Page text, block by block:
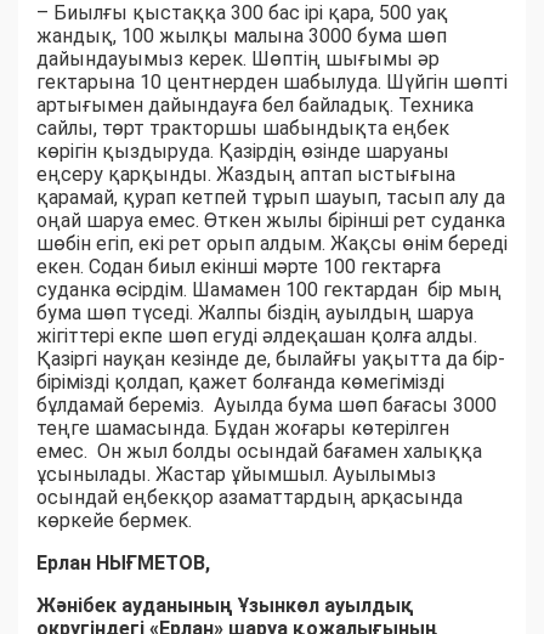
– Биылғы қыстаққа 300 бас ірі қара, 500 уақ
жандық, 100 жылқы малына 3000 бума шөп
дайындауымыз керек. Шөптің шығымы әр
гектарына 10 центнерден шабылуда. Шүйгін шөпті
артығымен дайындауға бел байладық. Техника
сайлы, төрт тракторшы шабындықта еңбек
көрігін қыздыруда. Қазірдің өзінде шаруаны
еңсеру қарқынды. Жаздың аптап ыстығына
қарамай, қурап кетпей тұрып шауып, тасып алу да
оңай шаруа емес. Өткен жылы бірінші рет суданка
шөбін егіп, екі рет орып алдым. Жақсы өнім береді
екен. Содан биыл екінші мәрте 100 гектарға
суданка өсірдім. Шамамен 100 гектардан бір мың
бума шөп түседі. Жалпы біздің ауылдың шаруа
жігіттері екпе шөп егуді әлдеқашан қолға алды.
Қазіргі науқан кезінде де, былайғы уақытта да бір-
бірімізді қолдап, қажет болғанда көмегімізді
бұлдамай береміз. Ауылда бума шөп бағасы 3000
теңге шамасында. Бұдан жоғары көтерілген
емес. Он жыл болды осындай бағамен халыққа
ұсынылады. Жастар ұйымшыл. Ауылымыз
осындай еңбекқор азаматтардың арқасында
көркейе бермек.
Ерлан НЫҒМЕТОВ,
Жәнібек ауданының Ұзынкөл ауылдық
округіндегі «Ерлан» шаруа қожалығының